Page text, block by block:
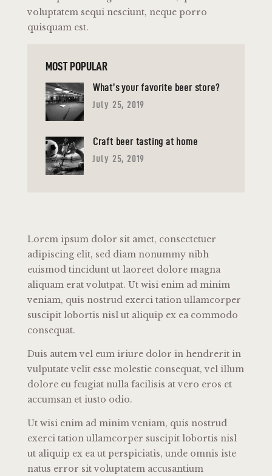
voluptatem sequi nesciunt, neque porro
quisquam est.
MOST POPULAR
What’s your favorite beer store?
July 25, 2019
Craft beer tasting at home
July 25, 2019
Lorem ipsum dolor sit amet, consectetuer
adipiscing elit, sed diam nonummy nibh
euismod tincidunt ut laoreet dolore magna
aliquam erat volutpat. Ut wisi enim ad minim
veniam, quis nostrud exerci tation ullamcorper
suscipit lobortis nisl ut aliquip ex ea commodo
consequat.
Duis autem vel eum iriure dolor in hendrerit in
vulputate velit esse molestie consequat, vel illum
dolore eu feugiat nulla facilisis at vero eros et
accumsan et iusto odio.
Ut wisi enim ad minim veniam, quis nostrud
exerci tation ullamcorper suscipit lobortis nisl
ut aliquip ex ea ut perspiciatis, unde omnis iste
natus error sit voluptatem accusantium